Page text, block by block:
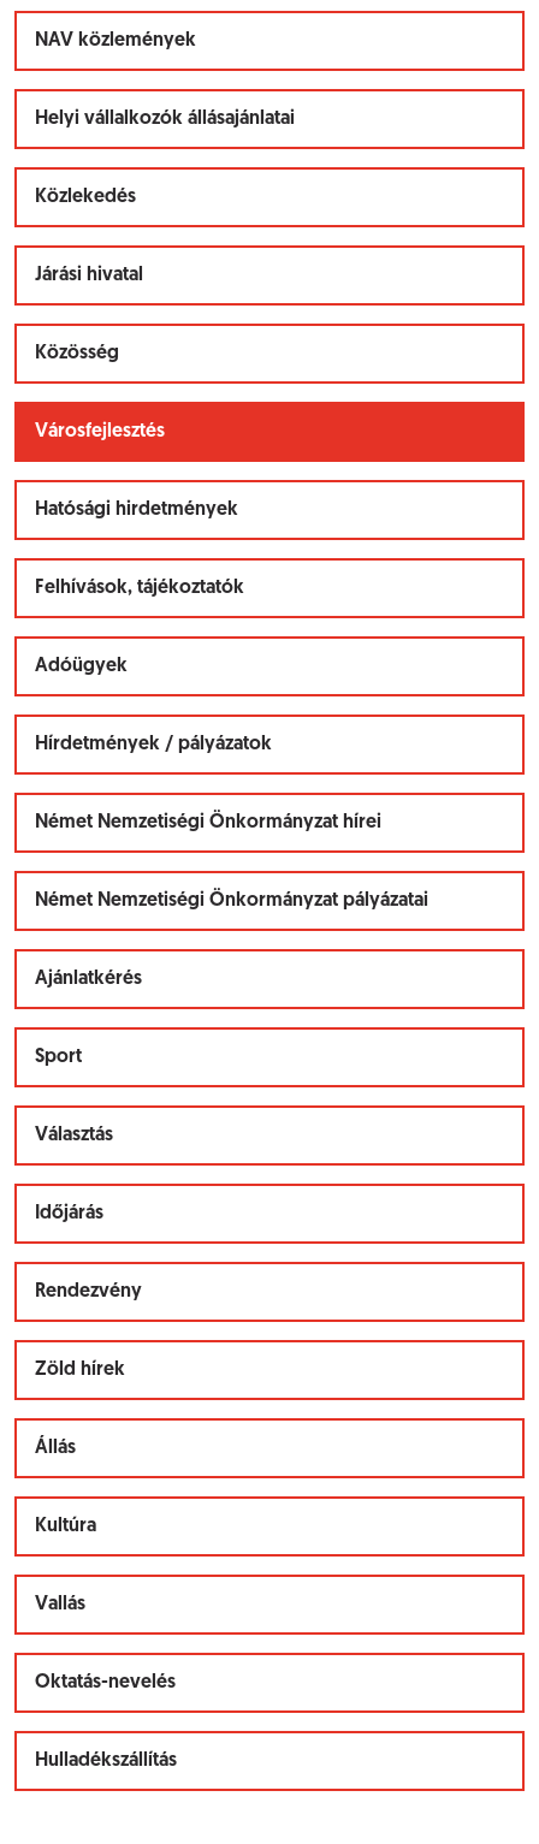
NAV közlemények
Helyi vállalkozók állásajánlatai
Közlekedés
Járási hivatal
Közösség
Városfejlesztés
Hatósági hirdetmények
Felhívások, tájékoztatók
Adóügyek
Hírdetmények / pályázatok
Német Nemzetiségi Önkormányzat hírei
Német Nemzetiségi Önkormányzat pályázatai
Ajánlatkérés
Sport
Választás
Időjárás
Rendezvény
Zöld hírek
Állás
Kultúra
Vallás
Oktatás-nevelés
Hulladékszállítás